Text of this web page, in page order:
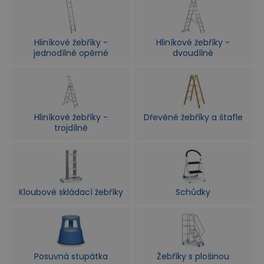
Hliníkové žebříky -
jednodílné opěrné
Hliníkové žebříky -
dvoudílné
Hliníkové žebříky -
trojdílné
Dřevěné žebříky a štafle
Kloubové skládací žebříky Schůdky
Posuvná stupátka Žebříky s plošinou